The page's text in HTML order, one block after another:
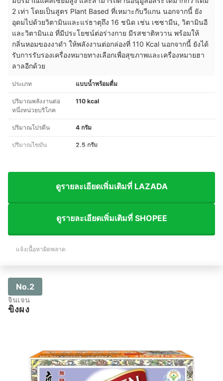
2 เท่า โดยเป็นสูตร Plant Based ที่เหมาะกับวีแกน นอกจากนี้ ยัง
อุดมไปด้วยวิตามินและแร่ธาตุถึง 16 ชนิด เช่น เซซามีน, วิตามินอี
และวิตามินเอ ที่มีประโยชน์ต่อร่างกาย มีรสชาติหวาน พร้อมให้
กลิ่นหอมของงาดำ ให้พลังงานต่อกล่องที่ 110 Kcal นอกจากนี้ ยังได้
รับการรับรองเครื่องหมายทางเลือกเพื่อสุขภาพและเครื่องหมายฮา
ลาลอีกด้วย
ประเภท แบบน้ำพร้อมดื่ม
ปริมาณพลังงานต่อ
หนึ่งหน่วยบริโภค
110 kcal
ปริมาณโปรตีน 4 กรัม
ปริมาณไขมัน 2.5 กรัม
ดูรายละเอียดเพิ่มเติมที่ LAZADA
ดูรายละเอียดเพิ่มเติมที่ SHOPEE
แจ้งเนื้อหาผิดพลาด
No.2
จินเจน
ขิงผง